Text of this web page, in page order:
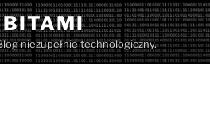
BITAMI
niezupełnie technologiczny.